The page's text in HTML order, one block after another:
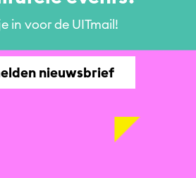
in voor de UITmail!
nieuwsbrief